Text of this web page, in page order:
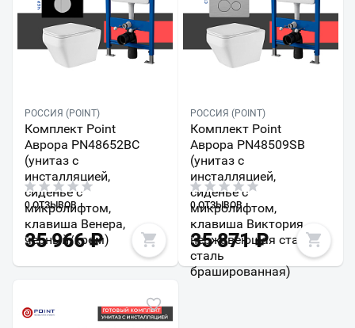
РОССИЯ (POINT)
Комплект Point
Аврора PN48652BC
(унитаз с
инсталляцией,
сиденье с
микролифтом,
клавиша Венера,
черный/хром)
0 ОТЗЫВОВ
35 966₽
РОССИЯ (POINT)
Комплект Point
Аврора PN48509SB
(унитаз с
инсталляцией,
сиденье с
микролифтом,
клавиша Виктория,
нержавеющая сталь,
сталь
брашированная)
0 ОТЗЫВОВ
35 871₽